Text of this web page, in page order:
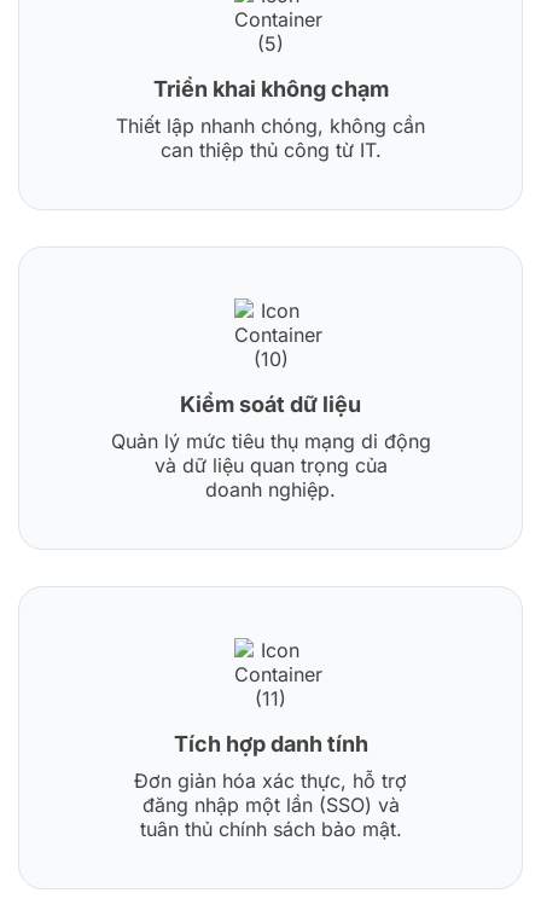
Triển khai không chạm
Thiết lập nhanh chóng, không cần
can thiệp thủ công từ IT.
Kiểm soát dữ liệu
Quản lý mức tiêu thụ mạng di động
và dữ liệu quan trọng của
doanh nghiệp.
Tích hợp danh tính
Đơn giản hóa xác thực, hỗ trợ
đăng nhập một lần (SSO) và
tuân thủ chính sách bảo mật.